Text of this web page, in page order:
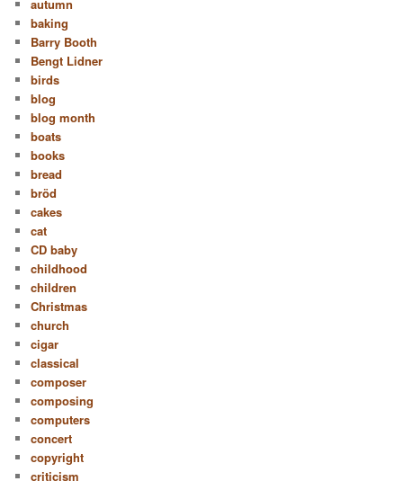
autumn
baking
Barry Booth
Bengt Lidner
birds
blog
blog month
boats
books
bread
bröd
cakes
cat
CD baby
childhood
children
Christmas
church
cigar
classical
composer
composing
computers
concert
copyright
criticism